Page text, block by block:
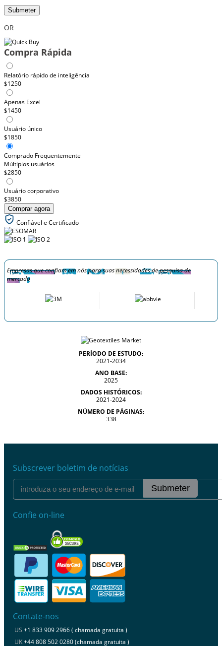
Submeter
OR
Compra Rápida
Relatório rápido de inteligência
$1250
Apenas Excel
$1450
Usuário único
$1850
Comprado Frequentemente
Múltiplos usuários
$2850
Usuário corporativo
$3850
Comprar agora
Confiável e Certificado
Empresas que confiam em nós para suas necessidades de pesquisa de
mercado
PERÍODO DE ESTUDO:
2021-2034
ANO BASE:
2025
DADOS HISTÓRICOS:
2021-2024
NÚMERO DE PÁGINAS:
338
Subscrever boletim de notícias
Submeter
Confie on-line
Contate-nos
US +1 833 909 2966 ( chamada gratuita )
UK+44 808 502 0280 (chamada gratuita )